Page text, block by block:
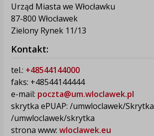
Urząd Miasta we Włocławku
87-800 Włocławek
Zielony Rynek 11/13
Kontakt:
tel.: +48544144000
faks: +48544144444
e-mail: poczta@um.wloclawek.pl
skrytka ePUAP: /umwloclawek/
/umwloclawek/skrytka
strona www: wloclawek.eu